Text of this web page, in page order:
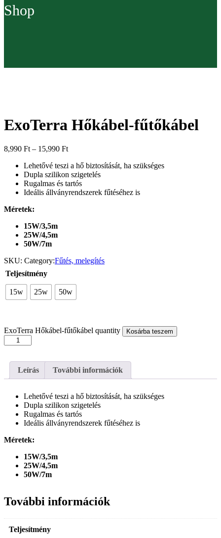
Shop
ExoTerra Hőkábel-fűtőkábel
8,990 Ft – 15,990 Ft
Lehetővé teszi a hő biztosítását, ha szükséges
Dupla szilikon szigetelés
Rugalmas és tartós
Ideális állványrendszerek fűtéséhez is
Méretek:
15W/3,5m
25W/4,5m
50W/7m
SKU: Category:Fűtés, melegítés
Teljesítmény
15w 25w 50w
ExoTerra Hőkábel-fűtőkábel quantity Kosárba teszem
Leírás További információk
Lehetővé teszi a hő biztosítását, ha szükséges
Dupla szilikon szigetelés
Rugalmas és tartós
Ideális állványrendszerek fűtéséhez is
Méretek:
15W/3,5m
25W/4,5m
50W/7m
További információk
Teljesítmény